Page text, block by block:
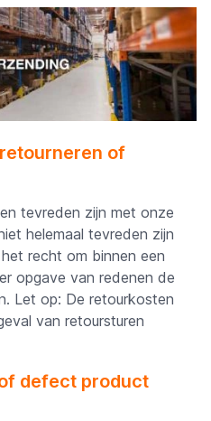
of
tevreden zijn met onze
helemaal tevreden zijn
recht om binnen een
opgave van redenen de
Let op: De retourkosten
van retoursturen
defect product